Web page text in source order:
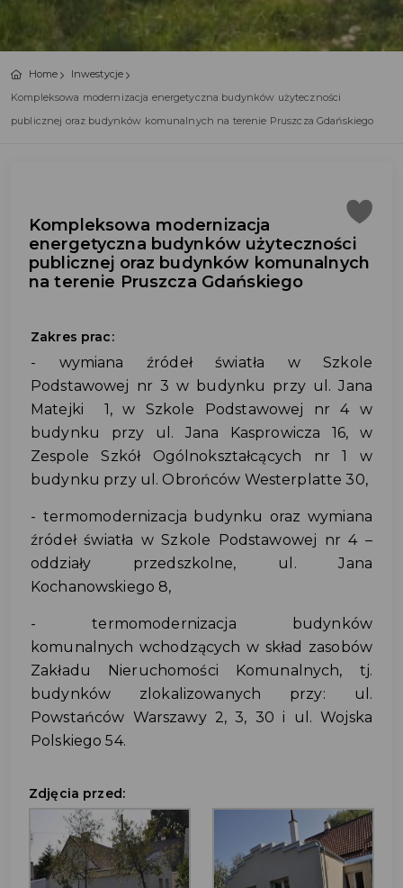
Home
Inwestycje
Kompleksowa modernizacja energetyczna budynków użyteczności
publicznej oraz budynków komunalnych na terenie Pruszcza Gdańskiego
Kompleksowa modernizacja
energetyczna budynków użyteczności
publicznej oraz budynków komunalnych
na terenie Pruszcza Gdańskiego
Zakres prac:
- wymiana źródeł światła w Szkole
Podstawowej nr 3 w budynku przy ul. Jana
Matejki 1, w Szkole Podstawowej nr 4 w
budynku przy ul. Jana Kasprowicza 16, w
Zespole Szkół Ogólnokształcących nr 1 w
budynku przy ul. Obrońców Westerplatte 30,
- termomodernizacja budynku oraz wymiana
źródeł światła w Szkole Podstawowej nr 4 –
oddziały przedszkolne, ul. Jana
Kochanowskiego 8,
- termomodernizacja budynków
komunalnych wchodzących w skład zasobów
Zakładu Nieruchomości Komunalnych, tj.
budynków zlokalizowanych przy: ul.
Powstańców Warszawy 2, 3, 30 i ul. Wojska
Polskiego 54.
Zdjęcia przed: